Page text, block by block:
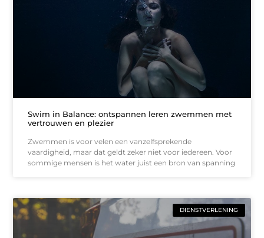
Swim in Balance: ontspannen leren zwemmen met
vertrouwen en plezier
Zwemmen is voor velen een vanzelfsprekende
vaardigheid, maar dat geldt zeker niet voor iedereen. Voor
sommige mensen is het water juist een bron van spanning
DIENSTVERLENING